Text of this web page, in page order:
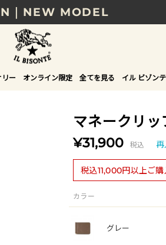
｜NEW MODEL
税込11,000円以上で送料無
ら選べる、新しいギフトガ
COLOR LEATHER
リー オンライン限定 全てを見る イル ビゾン
マネークリッ
¥31,900 税込 再
税込11,000円以上ご
カラー
グレー